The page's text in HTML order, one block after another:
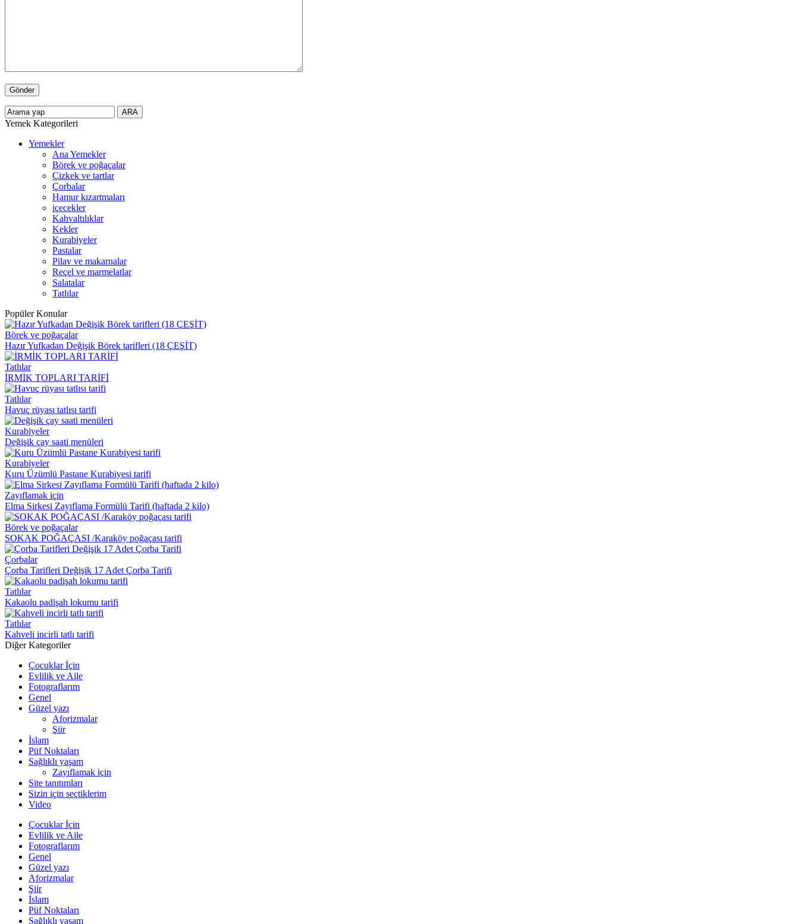
Yemek Kategorileri
Yemekler
Ana Yemekler
Börek ve poğaçalar
Çizkek ve tartlar
Çorbalar
Hamur kızartmaları
içecekler
Kahvaltılıklar
Kekler
Kurabiyeler
Pastalar
Pilav ve makarnalar
Reçel ve marmelatlar
Salatalar
Tatlılar
Popüler Konular
Börek ve poğaçalar
Hazır Yufkadan Değişik Börek tarifleri (18 ÇEŞİT)
Tatlılar
İRMİK TOPLARI TARİFİ
Tatlılar
Havuç rüyası tatlısı tarifi
Kurabiyeler
Değişik çay saati menüleri
Kurabiyeler
Kuru Üzümlü Pastane Kurabiyesi tarifi
Zayıflamak için
Elma Sirkesi Zayıflama Formülü Tarifi (haftada 2 kilo)
Börek ve poğaçalar
SOKAK POĞAÇASI /Karaköy poğaçası tarifi
Çorbalar
Çorba Tarifleri Değişik 17 Adet Çorba Tarifi
Tatlılar
Kakaolu padişah lokumu tarifi
Tatlılar
Kahveli incirli tatlı tarifi
Diğer Kategoriler
Çocuklar İçin
Evlilik ve Aile
Fotograflarım
Genel
Güzel yazı
Aforizmalar
Şiir
İslam
Püf Noktaları
Sağlıklı yaşam
Zayıflamak için
Site tanıtımları
Sizin için seçtiklerim
Video
Çocuklar İçin
Evlilik ve Aile
Fotograflarım
Genel
Güzel yazı
Aforizmalar
Şiir
İslam
Püf Noktaları
Sağlıklı yaşam